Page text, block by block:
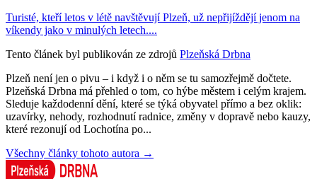
Turisté, kteří letos v létě navštěvují Plzeň, už nepřijíždějí jenom na
víkendy jako v minulých letech....
Tento článek byl publikován ze zdrojů Plzeňská Drbna
Plzeň není jen o pivu – i když i o něm se tu samozřejmě dočtete.
Plzeňská Drbna má přehled o tom, co hýbe městem i celým krajem.
Sleduje každodenní dění, které se týká obyvatel přímo a bez oklik:
uzavírky, nehody, rozhodnutí radnice, změny v dopravě nebo kauzy,
které rezonují od Lochotína po...
Všechny články tohoto autora →